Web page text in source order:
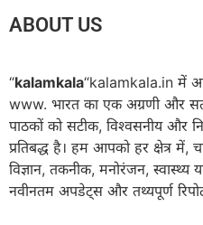
ABOUT US
“kalamkala“kalamkala.in में
www. भारत का एक अग्रणी और
पाठकों को सटीक, विश्वसनीय और
प्रतिबद्ध है। हम आपको हर क्षेत्र में,
विज्ञान, तकनीक, मनोरंजन, स्वास्थ्य
नवीनतम अपडेट्स और तथ्यपूर्ण